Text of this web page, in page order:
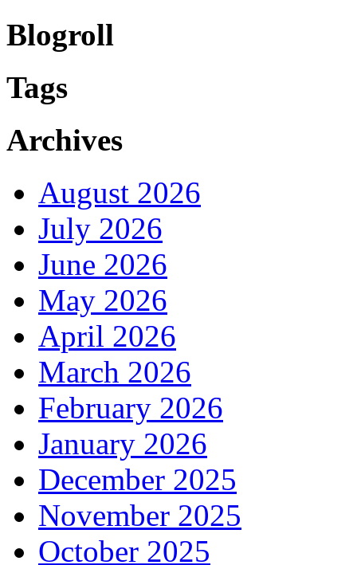
Blogroll
Tags
Archives
August 2026
July 2026
June 2026
May 2026
April 2026
March 2026
February 2026
January 2026
December 2025
November 2025
October 2025